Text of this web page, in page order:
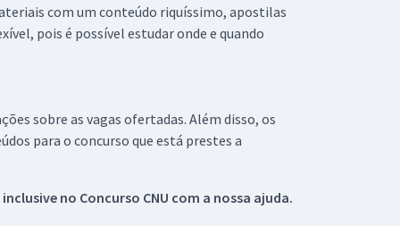
com um conteúdo riquíssimo, apostilas
pois é possível estudar onde e quando
sobre as vagas ofertadas. Além disso, os
para o concurso que está prestes a
no Concurso CNU com a nossa ajuda.